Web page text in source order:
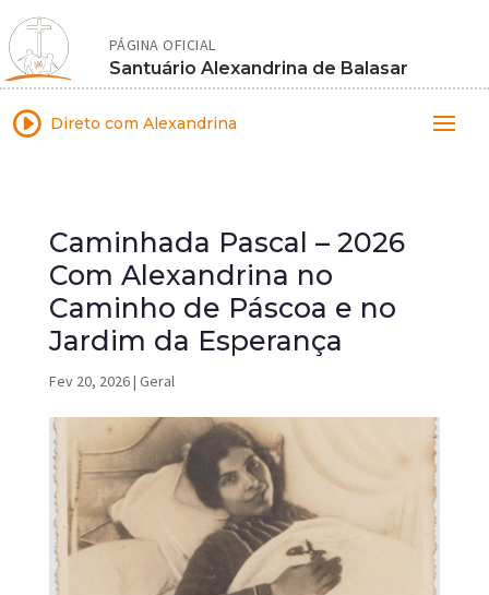
PÁGINA OFICIAL
Santuário Alexandrina de Balasar
I Direto com Alexandrina
Caminhada Pascal – 2026
Com Alexandrina no
Caminho de Páscoa e no
Jardim da Esperança
Fev 20, 2026| Geral